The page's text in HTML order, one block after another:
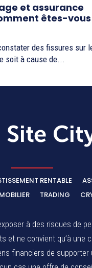
et assurance
êtes-vous
des fissures sur
soit à cause de...
RENTABLE
TRADING
à des risques de
et ne convient qu’à une
financiers de supporter